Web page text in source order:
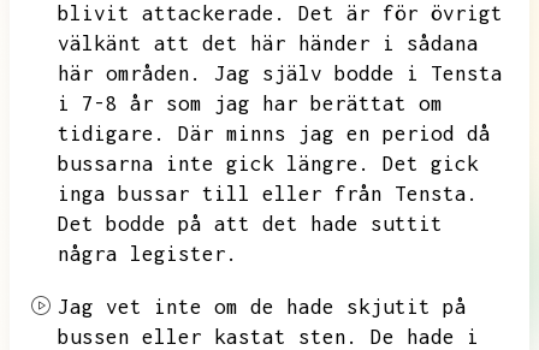
blivit attackerade.
Det är för övrigt
välkänt att det här händer i sådana
här områden.
Jag själv bodde i Tensta
i 7-8 år som jag har berättat om
tidigare.
Där minns jag en period då
bussarna inte gick längre.
Det gick
inga bussar till eller från Tensta.
Det bodde på att det hade suttit
några legister.
Jag vet inte om de hade skjutit på
bussen eller kastat sten.
De hade i